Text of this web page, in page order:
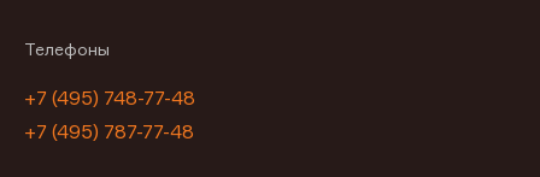
Телефоны
+7 (495) 748-77-48
+7 (495) 787-77-48